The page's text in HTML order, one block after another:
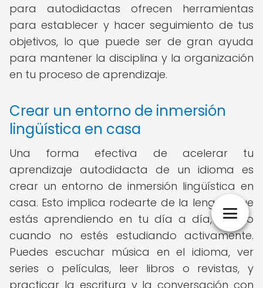
para autodidactas ofrecen herramientas
para establecer y hacer seguimiento de tus
objetivos, lo que puede ser de gran ayuda
para mantener la disciplina y la organización
en tu proceso de aprendizaje.
Crear un entorno de inmersión
lingüística en casa
Una forma efectiva de acelerar tu
aprendizaje autodidacta de un idioma es
crear un entorno de inmersión lingüística en
casa. Esto implica rodearte de la lengua que
estás aprendiendo en tu día a día, incluso
cuando no estés estudiando activamente.
Puedes escuchar música en el idioma, ver
series o películas, leer libros o revistas, y
practicar la escritura y la conversación con